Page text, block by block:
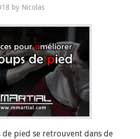
by Nicolas
pied se retrouvent dans de